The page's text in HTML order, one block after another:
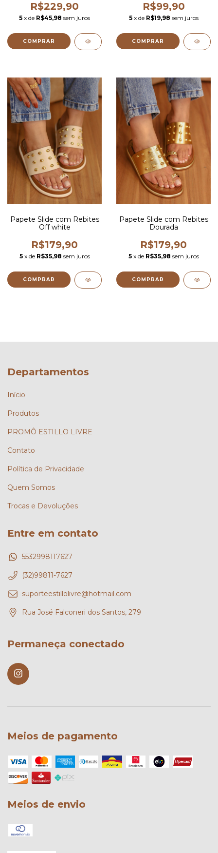
R$229,90
5 x de R$45,98 sem juros
COMPRAR
R$99,90
5 x de R$19,98 sem juros
COMPRAR
Papete Slide com Rebites
Off white
R$179,90
5 x de R$35,98 sem juros
COMPRAR
Papete Slide com Rebites
Dourada
R$179,90
5 x de R$35,98 sem juros
COMPRAR
Departamentos
Início
Produtos
PROMÔ ESTILLO LIVRE
Contato
Política de Privacidade
Quem Somos
Trocas e Devoluções
Entre em contato
5532998117627
(32)99811-7627
suporteestillolivre@hotmail.com
Rua José Falconeri dos Santos, 279
Permaneça conectado
Meios de pagamento
Meios de envio